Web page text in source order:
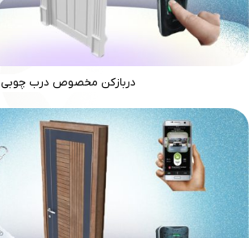
دربازکن مخصوص درب چوبی